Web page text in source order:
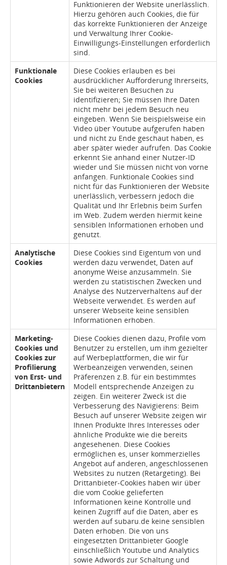
Funktionieren der Website unerlässlich.
Hierzu gehören auch Cookies, die für
das korrekte Funktionieren der Anzeige
und Verwaltung Ihrer Cookie-
Einwilligungs-Einstellungen erforderlich
sind.
Funktionale
Cookies
Diese Cookies erlauben es bei
ausdrücklicher Aufforderung Ihrerseits,
Sie bei weiteren Besuchen zu
identifizieren; Sie müssen Ihre Daten
nicht mehr bei jedem Besuch neu
eingeben. Wenn Sie beispielsweise ein
Video über Youtube aufgerufen haben
und nicht zu Ende geschaut haben, es
aber später wieder aufrufen. Das Cookie
erkennt Sie anhand einer Nutzer-ID
wieder und Sie müssen nicht von vorne
anfangen. Funktionale Cookies sind
nicht für das Funktionieren der Website
unerlässlich, verbessern jedoch die
Qualität und Ihr Erlebnis beim Surfen
im Web. Zudem werden hiermit keine
sensiblen Informationen erhoben und
genutzt.
Analytische
Cookies
Diese Cookies sind Eigentum von und
werden dazu verwendet, Daten auf
anonyme Weise anzusammeln. Sie
werden zu statistischen Zwecken und
Analyse des Nutzerverhaltens auf der
Webseite verwendet. Es werden auf
unserer Webseite keine sensiblen
Informationen erhoben.
Marketing-
Cookies und
Cookies zur
Profilierung
von Erst- und
Drittanbietern
Diese Cookies dienen dazu, Profile vom
Benutzer zu erstellen, um ihm gezielter
auf Werbeplattformen, die wir für
Werbeanzeigen verwenden, seinen
Präferenzen z.B. für ein bestimmtes
Modell entsprechende Anzeigen zu
zeigen. Ein weiterer Zweck ist die
Verbesserung des Navigierens: Beim
Besuch auf unserer Website zeigen wir
Ihnen Produkte Ihres Interesses oder
ähnliche Produkte wie die bereits
angesehenen. Diese Cookies
ermöglichen es, unser kommerzielles
Angebot auf anderen, angeschlossenen
Websites zu nutzen (Retargeting). Bei
Drittanbieter-Cookies haben wir über
die vom Cookie gelieferten
Informationen keine Kontrolle und
keinen Zugriff auf die Daten, aber es
werden auf subaru.de keine sensiblen
Daten erhoben. Die von uns
eingesetzten Drittanbieter Google
einschließlich Youtube und Analytics
sowie Adwords zur Schaltung und